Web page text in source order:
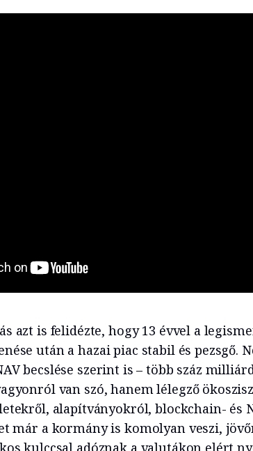
azt is felidézte, hogy 13 évvel a
után a hazai piac stabil és pezsgő.
becslése szerint is – több száz
van szó, hanem lélegző
alapítványokról, blockchain- és
már a kormány is komolyan veszi,